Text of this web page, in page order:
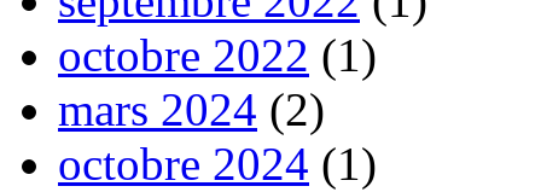
octobre 2022 (1)
mars 2024 (2)
octobre 2024 (1)